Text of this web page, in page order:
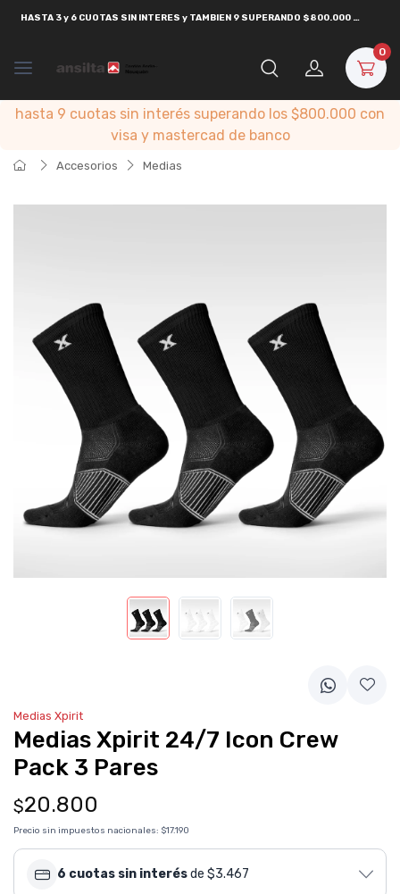
HASTA 3 y 6 CUOTAS SIN INTERES y TAMBIEN 9 SUPERANDO $800.000 CON
0
hasta 9 cuotas sin interés superando los $800.000 con
visa y mastercad de banco
Accesorios Medias
Medias Xpirit
Medias Xpirit 24/7 Icon Crew
Pack 3 Pares
$20.800
Precio sin impuestos nacionales: $17.190
6 cuotas sin interésde $3.467